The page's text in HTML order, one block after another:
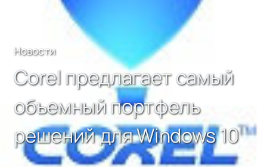
Новости
Corel предлагает самый
объeмный портфель
решений для Windows 10